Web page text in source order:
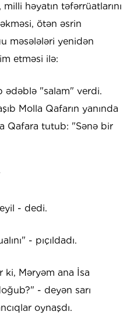
həyatın təfərrüatlarını
ötən əsrin
məsələləri yenidən
etməsi ilə:
ədəblə "salam" verdi.
Molla Qafarın yanında
Qafara tutub: "Sənə bir
- dedi.
- pıçıldadı.
ki, Məryəm ana İsa
- deyən sarı
oynaşdı.